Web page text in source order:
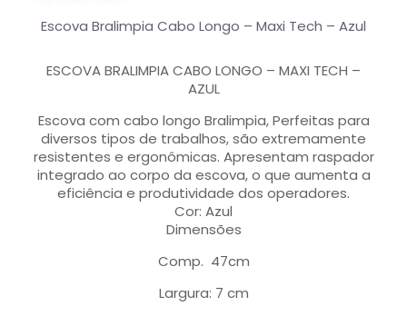
Escova Bralimpia Cabo Longo – Maxi Tech – Azul
ESCOVA BRALIMPIA CABO LONGO – MAXI TECH –
AZUL
Escova com cabo longo Bralimpia, Perfeitas para
diversos tipos de trabalhos, são extremamente
resistentes e ergonômicas. Apresentam raspador
integrado ao corpo da escova, o que aumenta a
eficiência e produtividade dos operadores.
Cor: Azul
Dimensões
Comp. 47cm
Largura: 7 cm